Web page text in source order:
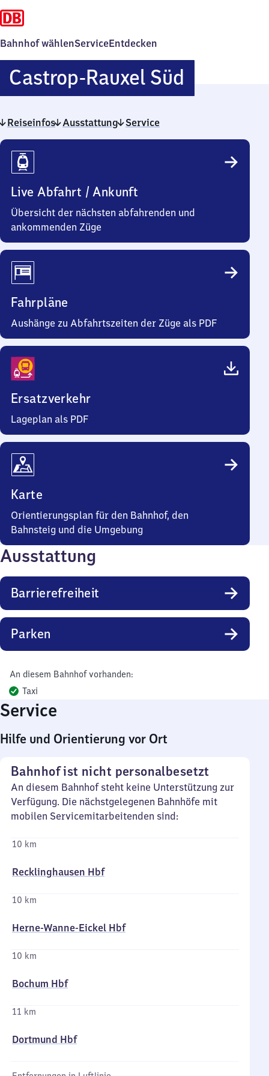
Bahnhof wählenServiceEntdecken
Castrop-Rauxel Süd
Rauxel
Reiseinfos Ausstattung Service
Reiseinfos
Live Abfahrt / Ankunft
Übersicht der nächsten abfahrenden und
ankommenden Züge
Fahrpläne
Aushänge zu Abfahrtszeiten der Züge als PDF
Ersatzverkehr
Lageplan als PDF
Karte
Orientierungsplan für den Bahnhof, den
Bahnsteig und die Umgebung
Ausstattung
Barrierefreiheit
Parken
An diesem Bahnhof vorhanden:
Taxi
Service
Hilfe und Orientierung vor Ort
Bahnhof ist nicht personalbesetzt
An diesem Bahnhof steht keine Unterstützung zur
Verfügung. Die nächstgelegenen Bahnhöfe mit
mobilen Servicemitarbeitenden sind:
10 km
Recklinghausen Hbf
10 km
Herne-Wanne-Eickel Hbf
10 km
Bochum Hbf
11 km
Dortmund Hbf